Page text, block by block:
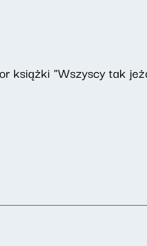
książki "Wszyscy tak